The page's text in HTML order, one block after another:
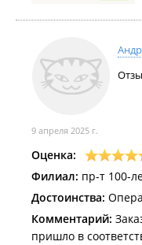
9 апреля 2025 г.
Оценка:
Филиал: пр-т 100-
Достоинства:
Комментарий:
пришло в